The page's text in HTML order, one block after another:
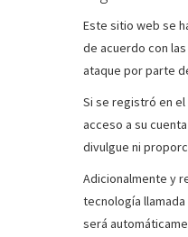
Este sitio web se
de acuerdo con
ataque por parte
Si se registró en
acceso a su
divulgue ni
Adicionalmente y
tecnología
será